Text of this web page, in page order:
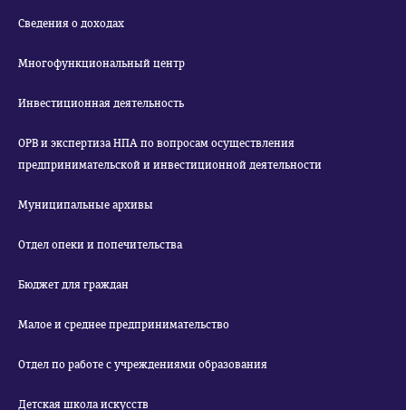
Сведения о доходах
Многофункциональный центр
Инвестиционная деятельность
ОРВ и экспертиза НПА по вопросам осуществления
предпринимательской и инвестиционной деятельности
Муниципальные архивы
Отдел опеки и попечительства
Бюджет для граждан
Малое и среднее предпринимательство
Отдел по работе с учреждениями образования
Детская школа искусств